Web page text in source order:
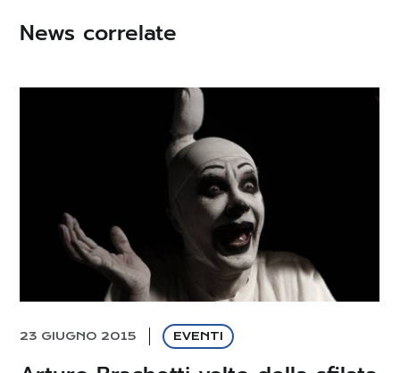
News correlate
23 GIUGNO 2015 EVENTI